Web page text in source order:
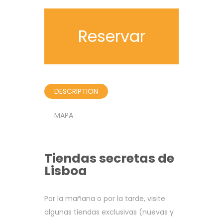
Reservar
DESCRIPTION
MAPA
Tiendas secretas de
Lisboa
Por la mañana o por la tarde, visite
algunas tiendas exclusivas (nuevas y